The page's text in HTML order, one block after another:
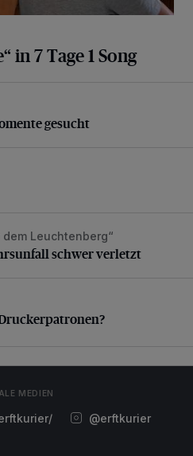
in 7 Tage 1 Song
gesucht
gesucht
schwer verletzt
Leuchtenberg“
schwer verletzt
MEDIEN
@erftkurier